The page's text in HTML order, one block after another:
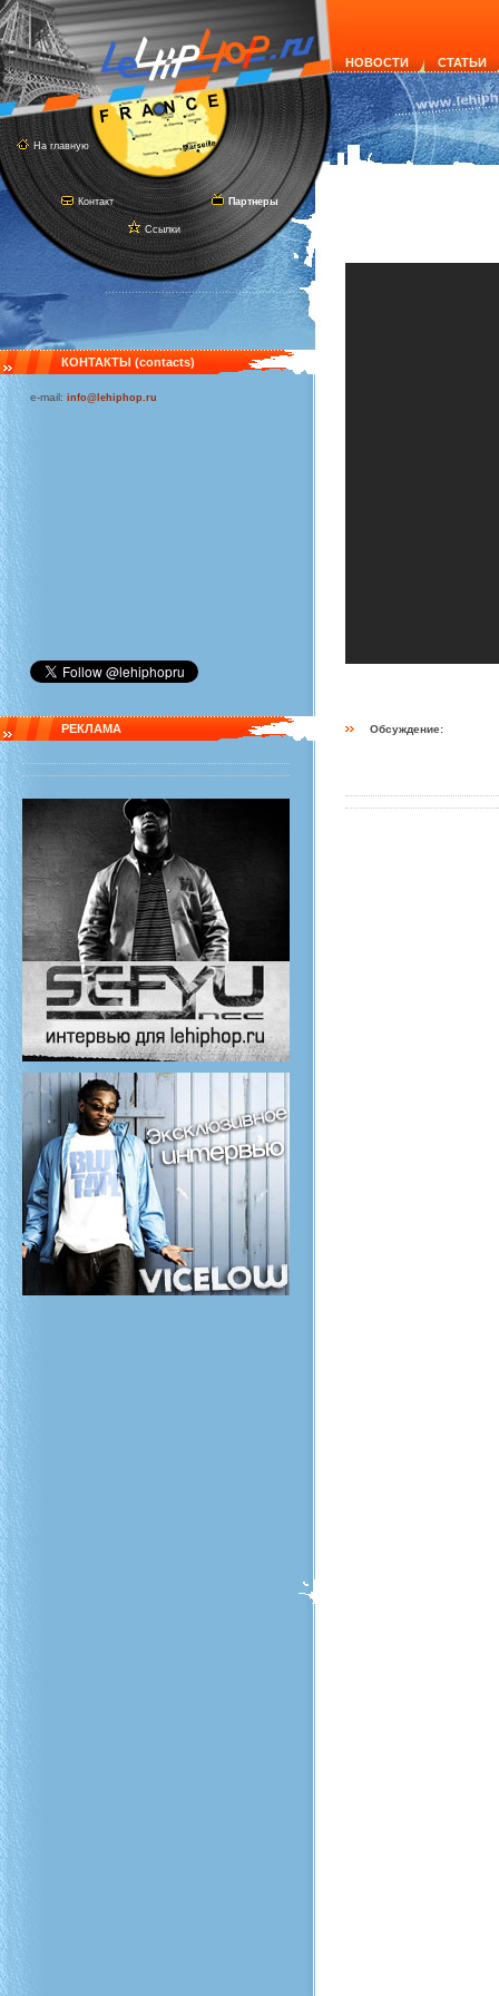
На главную
Контакт
Ссылки
Партнеры
НОВОСТИ СТАТЬИ
КОНТАКТЫ (contacts)
e-mail: info@lehiphop.ru
РЕКЛАМА Обсуждение: